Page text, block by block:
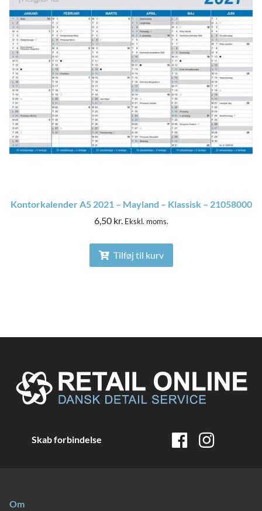
Kontorkalender A5 2021 – Mayland – Klassisk – 21058000
6,50 kr. Ekskl. moms.
Tilføj til kurv
Skab forbindelse
Om